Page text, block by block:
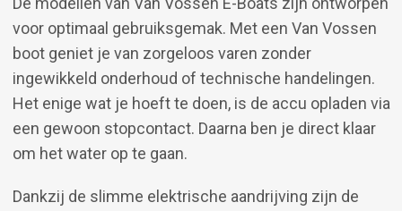
voor optimaal gebruiksgemak. Met een Van Vossen
boot geniet je van zorgeloos varen zonder
ingewikkeld onderhoud of technische handelingen.
Het enige wat je hoeft te doen, is de accu opladen via
een gewoon stopcontact. Daarna ben je direct klaar
om het water op te gaan.
Dankzij de slimme elektrische aandrijving zijn de